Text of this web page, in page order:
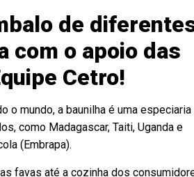
de
com o apoio das
Cetro!
mundo, a baunilha é uma especiaria
como Madagascar, Taiti, Uganda e
(Embrapa).
favas até a cozinha dos